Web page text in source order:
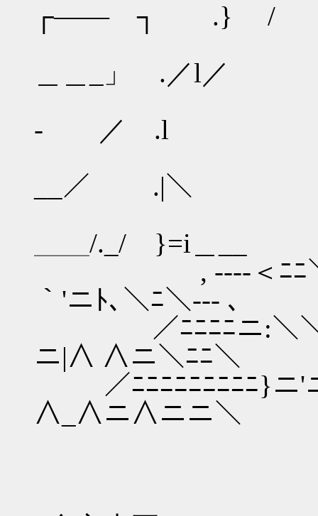
┌―― ┐ .} /
＼
＿＿_」 .／l／
- ／ .l
__／ .|＼
＿＿/._/ }=i＿__
, ----＜ﾆﾆ＼￣
｀'ニﾄ､＼ﾆ＼--- ､
／ﾆﾆﾆﾆニ:＼＼:
ニ|∧ ∧ニ＼ﾆﾆ＼
／ﾆﾆﾆﾆﾆﾆﾆﾆﾆ}ニ'ニ
∧_∧ニ∧ニニ＼